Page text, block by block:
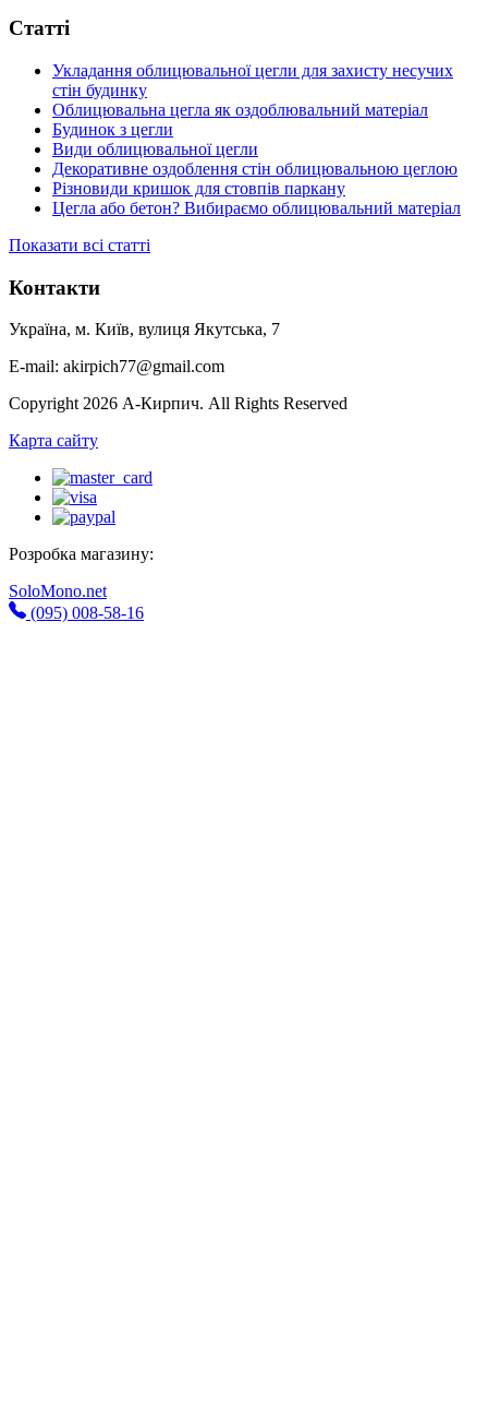
Статті
Укладання облицювальної цегли для захисту несучих
стін будинку
Облицювальна цегла як оздоблювальний матеріал
Будинок з цегли
Види облицювальної цегли
Декоративне оздоблення стін облицювальною цеглою
Різновиди кришок для стовпів паркану
Цегла або бетон? Вибираємо облицювальний матеріал
Показати всі статті
Контакти
Україна, м. Київ, вулиця Якутська, 7
E-mail: akirpich77@gmail.com
Copyright 2026 А-Кирпич. All Rights Reserved
Карта сайту
Розробка магазину:
SoloMono.net
(095) 008-58-16